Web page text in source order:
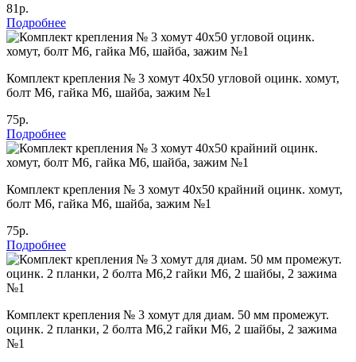
81р.
Подробнее
Комплект крепления № 3 хомут 40х50 угловой оцинк. хомут,
болт М6, гайка М6, шайба, зажим №1
75р.
Подробнее
Комплект крепления № 3 хомут 40х50 крайний оцинк. хомут,
болт М6, гайка М6, шайба, зажим №1
75р.
Подробнее
Комплект крепления № 3 хомут для диам. 50 мм промежут.
оцинк. 2 планки, 2 болта М6,2 гайки М6, 2 шайбы, 2 зажима
№1